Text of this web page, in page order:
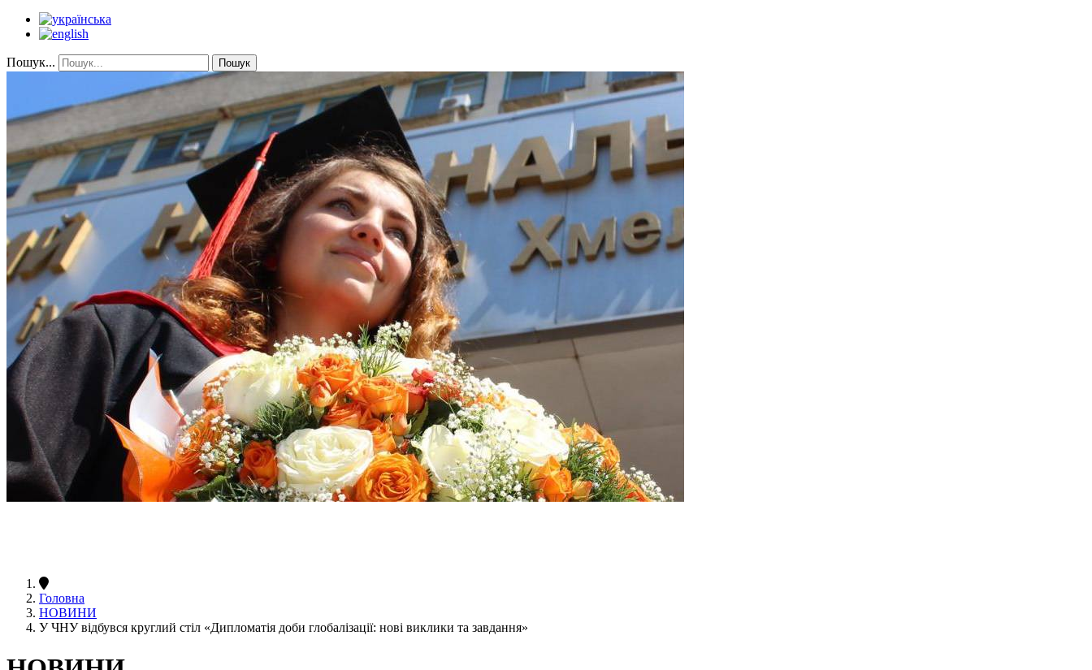
Пошук... Пошук
Головна
НОВИНИ
У ЧНУ відбувся круглий стіл «Дипломатія доби глобалізації: нові виклики та завдання»